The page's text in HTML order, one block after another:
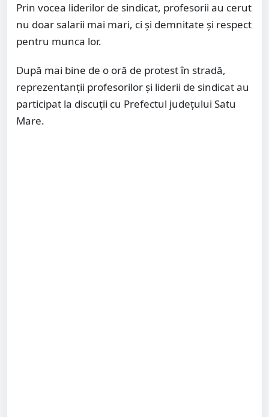
Prin vocea liderilor de sindicat, profesorii au cerut
nu doar salarii mai mari, ci și demnitate și respect
pentru munca lor.
După mai bine de o oră de protest în stradă,
reprezentanții profesorilor și liderii de sindicat au
participat la discuții cu Prefectul județului Satu
Mare.